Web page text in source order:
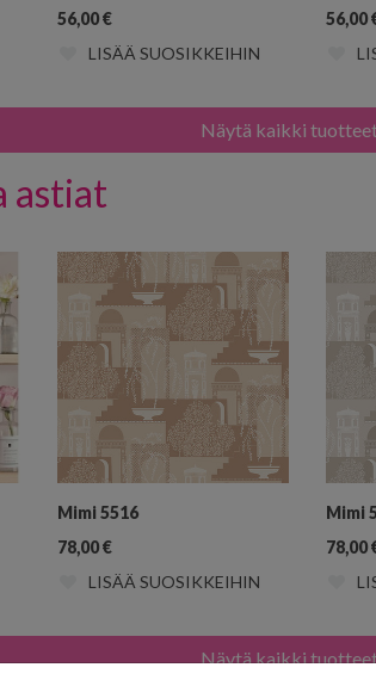
56,00€
LISÄÄ SUOSIKKEIHIN
56,00
Näytä kaikki
astiat
Mimi 5516
78,00€
LISÄÄ SUOSIKKEIHIN
Mimi
78,00
Näytä kaikki